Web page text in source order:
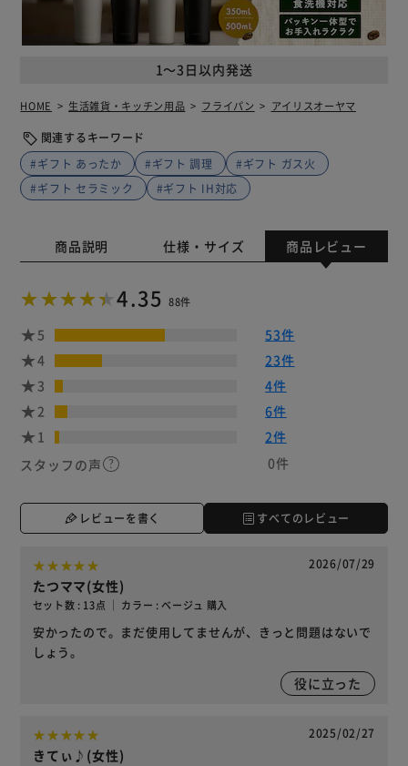
1～3日以内発送
HOME 生活雑貨・キッチン用品 フライパン アイリスオーヤマ
関連するキーワード
#ギフト あったか
#ギフト 調理
#ギフト ガス火
#ギフト セラミック
#ギフト IH対応
商品説明 仕様・サイズ 商品レビュー
4.35 88件
5
53件
4
23件
3
4件
2
6件
1
2件
スタッフの声
0件
レビューを書く すべてのレビュー
2026/07/29
たつママ(女性)
セット数 : 13点 ｜ カラー : ベージュ 購入
安かったので。まだ使用してませんが、きっと問題はないで
しょう。
役に立った
2025/02/27
きてぃ♪(女性)